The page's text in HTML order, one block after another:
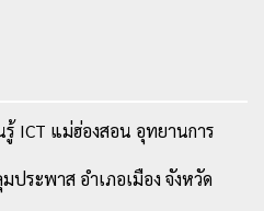
ICT แม่ฮ่องสอน อุทยานการ
ระพาส อำเภอเมือง จังหวัด